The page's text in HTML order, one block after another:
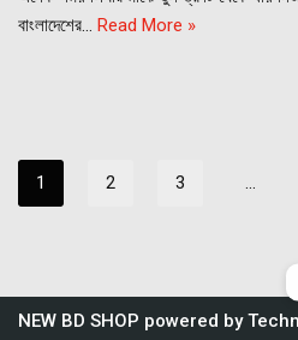
বাংলাদেশের… Read More »
1 2 3 …
NEW BD SHOP powered by